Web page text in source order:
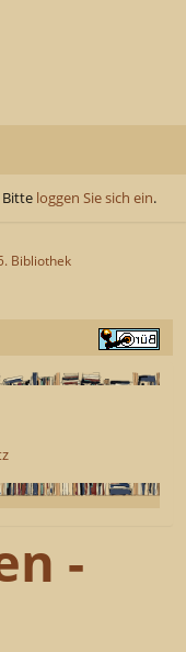
Bitte loggen Sie sich ein.
Bibliothek
-